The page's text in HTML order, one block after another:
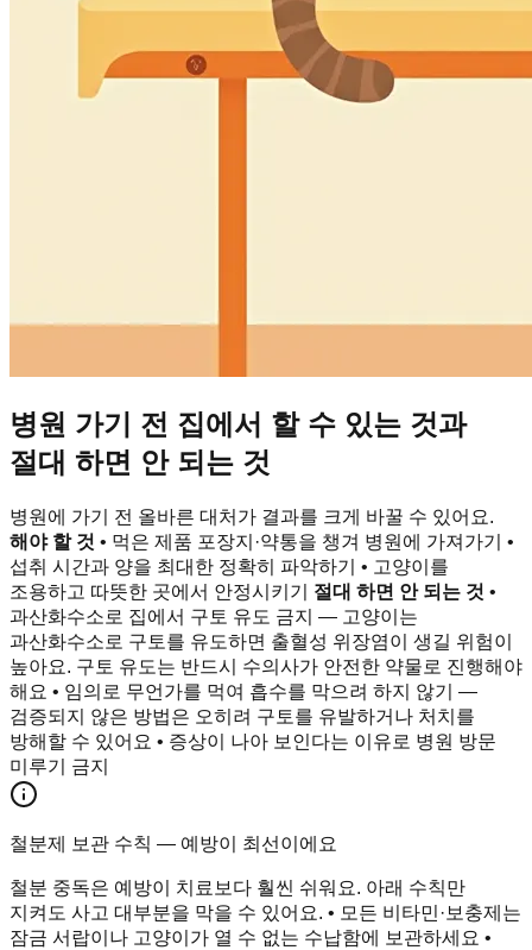
병원 가기 전 집에서 할 수 있는 것과
절대 하면 안 되는 것
병원에 가기 전 올바른 대처가 결과를 크게 바꿀 수 있어요.
해야 할 것 • 먹은 제품 포장지·약통을 챙겨 병원에 가져가기 •
섭취 시간과 양을 최대한 정확히 파악하기 • 고양이를
조용하고 따뜻한 곳에서 안정시키기 절대 하면 안 되는 것 •
과산화수소로 집에서 구토 유도 금지 — 고양이는
과산화수소로 구토를 유도하면 출혈성 위장염이 생길 위험이
높아요. 구토 유도는 반드시 수의사가 안전한 약물로 진행해야
해요 • 임의로 무언가를 먹여 흡수를 막으려 하지 않기 —
검증되지 않은 방법은 오히려 구토를 유발하거나 처치를
방해할 수 있어요 • 증상이 나아 보인다는 이유로 병원 방문
미루기 금지
철분제 보관 수칙 — 예방이 최선이에요
철분 중독은 예방이 치료보다 훨씬 쉬워요. 아래 수칙만
지켜도 사고 대부분을 막을 수 있어요. • 모든 비타민·보충제는
잠금 서랍이나 고양이가 열 수 없는 수납함에 보관하세요 •